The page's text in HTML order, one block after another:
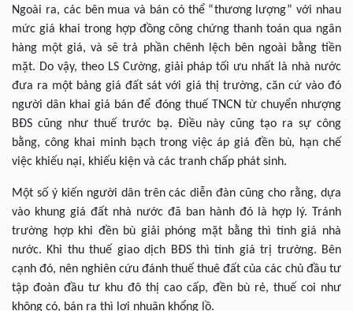
Ngoài ra, các bên mua và bán có thể “thương lượng” với nhau
mức giá khai trong hợp đồng công chứng thanh toán qua ngân
hàng một giá, và sẽ trả phần chênh lệch bên ngoài bằng tiền
mặt. Do vậy, theo LS Cường, giải pháp tối ưu nhất là nhà nước
đưa ra một bảng giá đất sát với giá thị trường, căn cứ vào đó
người dân khai giá bán để đóng thuế TNCN từ chuyển nhượng
BĐS cũng như thuế trước bạ. Điều này cũng tạo ra sự công
bằng, công khai minh bạch trong việc áp giá đền bù, hạn chế
việc khiếu nại, khiếu kiện và các tranh chấp phát sinh.
Một số ý kiến người dân trên các diễn đàn cũng cho rằng, dựa
vào khung giá đất nhà nước đã ban hành đó là hợp lý. Tránh
trường hợp khi đền bù giải phóng mặt bằng thì tính giá nhà
nước. Khi thu thuế giao dịch BĐS thì tính giá trị trường. Bên
cạnh đó, nên nghiên cứu đánh thuế thuê đất của các chủ đầu tư
tập đoàn đầu tư khu đô thị cao cấp, đền bù rẻ, thuế coi như
không có, bán ra thì lợi nhuận khổng lồ.